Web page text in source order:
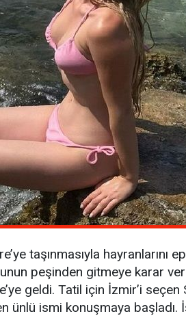
taşınmasıyla
peşinden gitmeye karar
geldi. Tatil için İzmir’i
ünlü ismi konuşmaya başladı.